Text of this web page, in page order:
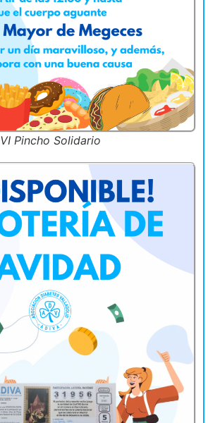
VI Pincho Solidario